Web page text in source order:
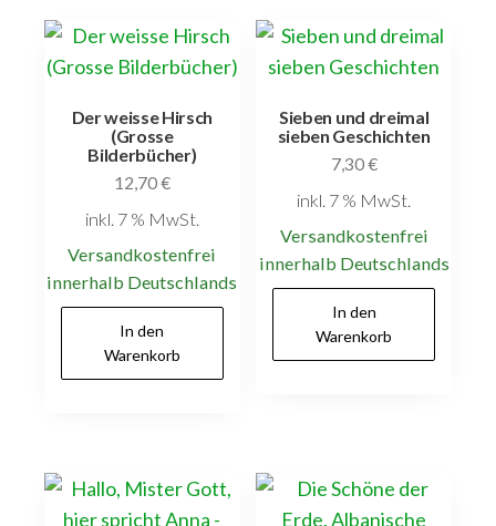
Der weisse Hirsch
(Grosse
Bilderbücher)
12,70€
inkl. 7 % MwSt.
Versandkostenfrei
innerhalb Deutschlands
In den
Warenkorb
Sieben und dreimal
sieben Geschichten
7,30€
inkl. 7 % MwSt.
Versandkostenfrei
innerhalb Deutschlands
In den
Warenkorb